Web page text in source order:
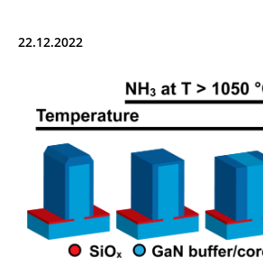
22.12.2022